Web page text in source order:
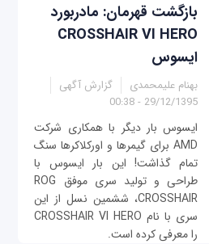
بازگشت قهرمان: مادربورد
CROSSHAIR VI HERO
ایسوس
بهنام علیمحمدی
گزارش آگهی
29/12/1395 - 00:38
ایسوس بار دیگر با همکاری شرکت
AMD برای گیمرها و اورکلاکرها سنگ
تمام گذاشت! این بار ایسوس با
طراحی و تولید سری موفق ROG
CROSSHAIR، ششمین نسل از این
سری با نام CROSSHAIR VI HERO
را معرفی کرده است.